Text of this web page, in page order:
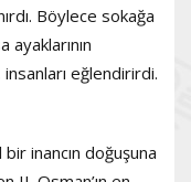
Böylece sokağa
ayaklarının
insanları eğlendirirdi.
inancın doğuşuna